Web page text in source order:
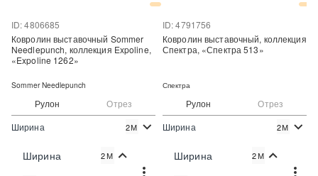
Рулон Отрез
ID: 4806685
Цена:
Ковролин выставочный Sommer
Needlepunch, коллекция Expoline,
«Expoline 1262»
Sommer Needlepunch
Ширина 2М
Ширина 2М
Рулон Отрез
ID: 4791756
Цена:
Ковролин выставочный, коллекция
Спектра, «Спектра 513»
Спектра
Ширина 2М
Ширина 2М